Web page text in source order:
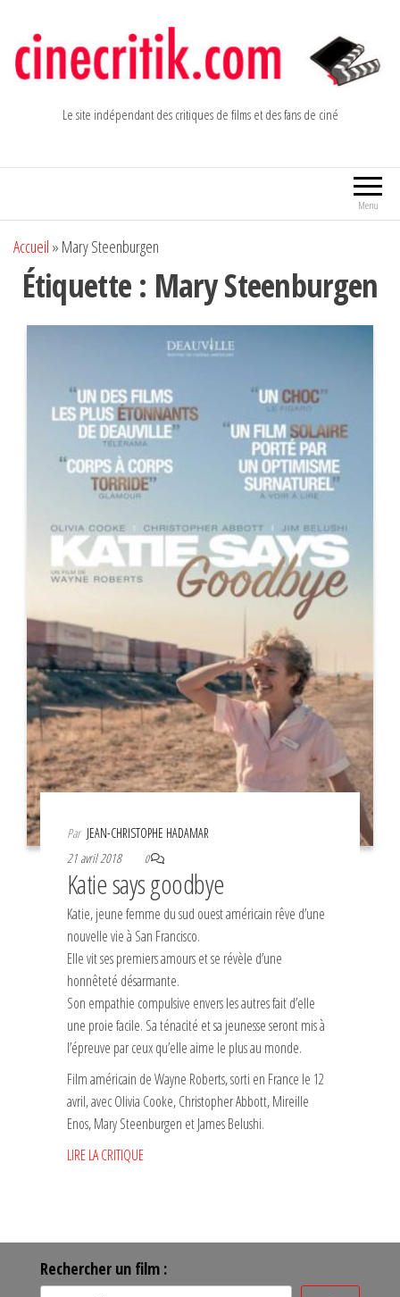
contenu
Le site indépendant des critiques de films et des fans de ciné
Menu
Accueil » Mary Steenburgen
Étiquette : Mary Steenburgen
Par JEAN-CHRISTOPHE HADAMAR
21 avril 2018
0
Katie says goodbye
Katie, jeune femme du sud ouest américain rêve d’une
nouvelle vie à San Francisco.
Elle vit ses premiers amours et se révèle d’une
honnêteté désarmante.
Son empathie compulsive envers les autres fait d’elle
une proie facile. Sa ténacité et sa jeunesse seront mis à
l’épreuve par ceux qu’elle aime le plus au monde.
Film américain de Wayne Roberts, sorti en France le 12
avril, avec Olivia Cooke, Christopher Abbott, Mireille
Enos, Mary Steenburgen et James Belushi.
LIRE LA CRITIQUE
Rechercher un film :